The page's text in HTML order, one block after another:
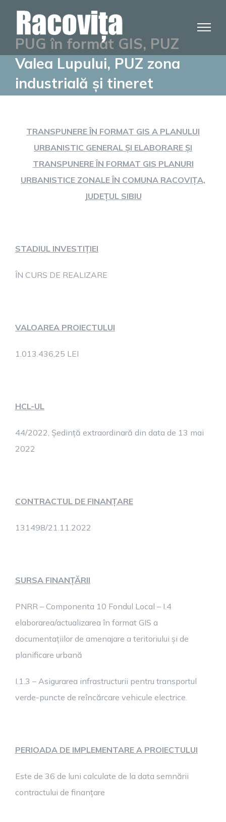
contentPUG în format GIS, PUZ
Valea Lupului, PUZ zona
industrială și tineret
TRANSPUNERE ÎN FORMAT GIS A PLANULUI
URBANISTIC GENERAL ȘI ELABORARE ȘI
TRANSPUNERE ÎN FORMAT GIS PLANURI
URBANISTICE ZONALE ÎN COMUNA RACOVIȚA,
JUDEȚUL SIBIU
STADIUL INVESTIȚIEI
ÎN CURS DE REALIZARE
VALOAREA PROIECTULUI
1.013.436,25 LEI
HCL-UL
44/2022, Ședință extraordinară din data de 13 mai
2022
CONTRACTUL DE FINANȚARE
131498/21.11.2022
SURSA FINANȚĂRII
PNRR – Componenta 10 Fondul Local – I.4
elaborarea/actualizarea în format GIS a
documentațiilor de amenajare a teritoriului și de
planificare urbană
I.1.3 – Asigurarea infrastructurii pentru transportul
verde-puncte de reîncărcare vehicule electrice.
PERIOADA DE IMPLEMENTARE A PROIECTULUI
Este de 36 de luni calculate de la data semnării
contractului de finanțare